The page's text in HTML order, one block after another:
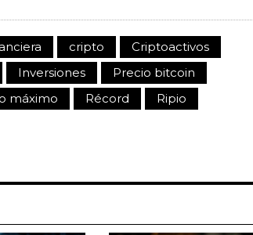
cripto
Criptoactivos
Inversiones
Precio bitcoin
máximo Récord
Ripio